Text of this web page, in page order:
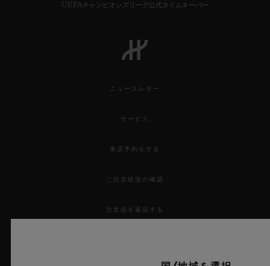
UEFAチャンピオンズリーグ公式タイムキーパー
ニュースレター
サービス
来店予約をする
ご注文状況の確認
注文品を返品する